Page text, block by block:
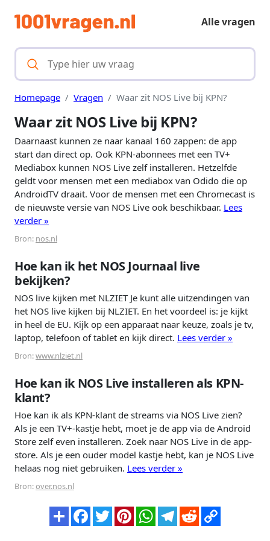
Alle vragen
Homepage Vragen Waar zit NOS Live bij KPN?
Waar zit NOS Live bij KPN?
Daarnaast kunnen ze naar kanaal 160 zappen: de app
start dan direct op. Ook KPN-abonnees met een TV+
Mediabox kunnen NOS Live zelf installeren. Hetzelfde
geldt voor mensen met een mediabox van Odido die op
AndroidTV draait. Voor de mensen met een Chromecast is
de nieuwste versie van NOS Live ook beschikbaar. Lees
verder »
Bron: nos.nl
Hoe kan ik het NOS Journaal live
bekijken?
NOS live kijken met NLZIET Je kunt alle uitzendingen van
het NOS live kijken bij NLZIET. En het voordeel is: je kijkt
in heel de EU. Kijk op een apparaat naar keuze, zoals je tv,
laptop, telefoon of tablet en kijk direct. Lees verder »
Bron:www.nlziet.nl
Hoe kan ik NOS Live installeren als KPN-
klant?
Hoe kan ik als KPN-klant de streams via NOS Live zien?
Als je een TV+-kastje hebt, moet je de app via de Android
Store zelf even installeren. Zoek naar NOS Live in de app-
store. Als je een ouder model kastje hebt, kan je NOS Live
helaas nog niet gebruiken. Lees verder »
Bron:over.nos.nl